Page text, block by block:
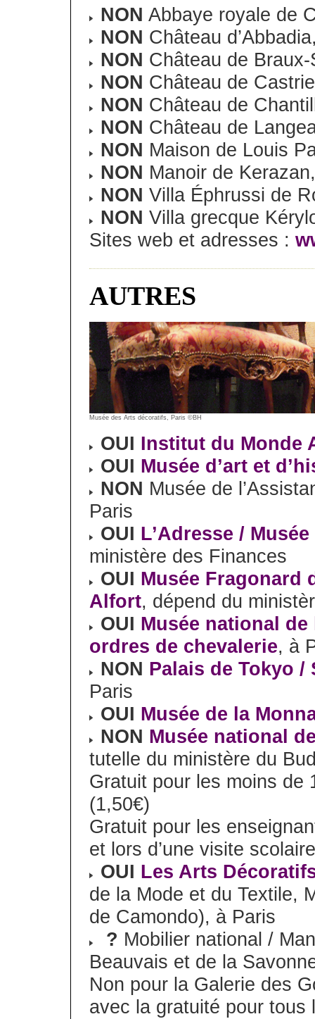
NON Abbaye royale de
NON Château
NON Château de
NON Château de
NON Château de
NON Château de
NON Maison de Louis
NON Manoir de
NON Villa Éphrussi de
NON Villa grecque
Sites web et adresses :
AUTRES
Musée des Arts décoratifs, Paris ©BH
OUI Institut du Monde
OUI Musée d’art et
NON Musée de
Paris
OUI L’Adresse /
ministère des Finances
OUI Musée Fragonard
Alfort, dépend du
OUI Musée national
ordres de chevalerie, à
NON Palais de Tokyo
Paris
OUI Musée de la
NON Musée national
tutelle du ministère du
Gratuit pour les moins de
(1,50€)
Gratuit pour les
et lors d’une visite scolaire
OUI Les Arts
de la Mode et du Textile,
de Camondo), à Paris
? Mobilier national /
Beauvais et de la
Non pour la Galerie des
avec la gratuité pour tous